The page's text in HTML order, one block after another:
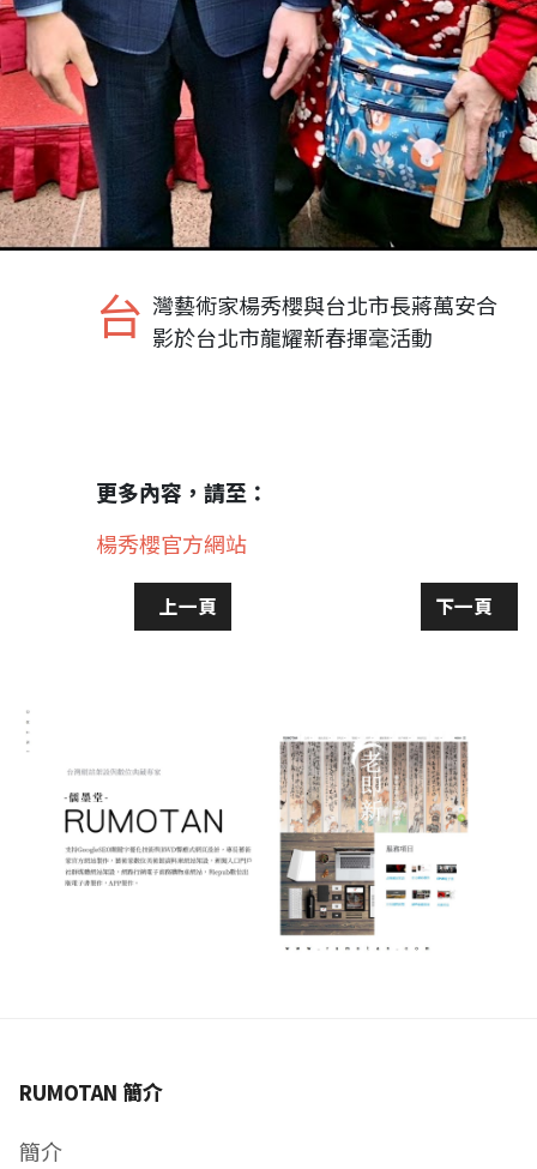
台 灣藝術家楊秀櫻與台北市長蔣萬安合
影於台北市龍耀新春揮毫活動
更多內容，請至：
楊秀櫻官方網站
上一篇文章: 順逆皆自然-黃媽慶木雕展
上一頁 下一篇文
下一頁
RUMOTAN 簡介
簡介